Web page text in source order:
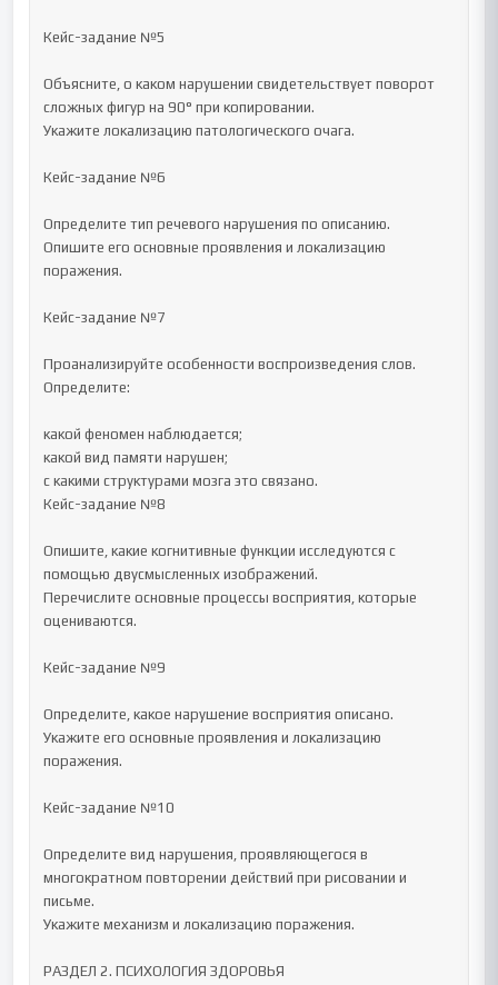
Кейс-задание №5
Объясните, о каком нарушении свидетельствует поворот
сложных фигур на 90° при копировании.
Укажите локализацию патологического очага.
Кейс-задание №6
Определите тип речевого нарушения по описанию.
Опишите его основные проявления и локализацию
поражения.
Кейс-задание №7
Проанализируйте особенности воспроизведения слов.
Определите:
какой феномен наблюдается;
какой вид памяти нарушен;
с какими структурами мозга это связано.
Кейс-задание №8
Опишите, какие когнитивные функции исследуются с
помощью двусмысленных изображений.
Перечислите основные процессы восприятия, которые
оцениваются.
Кейс-задание №9
Определите, какое нарушение восприятия описано.
Укажите его основные проявления и локализацию
поражения.
Кейс-задание №10
Определите вид нарушения, проявляющегося в
многократном повторении действий при рисовании и
письме.
Укажите механизм и локализацию поражения.
РАЗДЕЛ 2. ПСИХОЛОГИЯ ЗДОРОВЬЯ